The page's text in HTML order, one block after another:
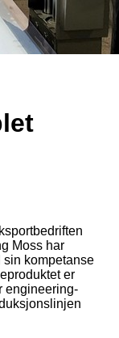
Moss har
sin kompetanse
er
engineering-